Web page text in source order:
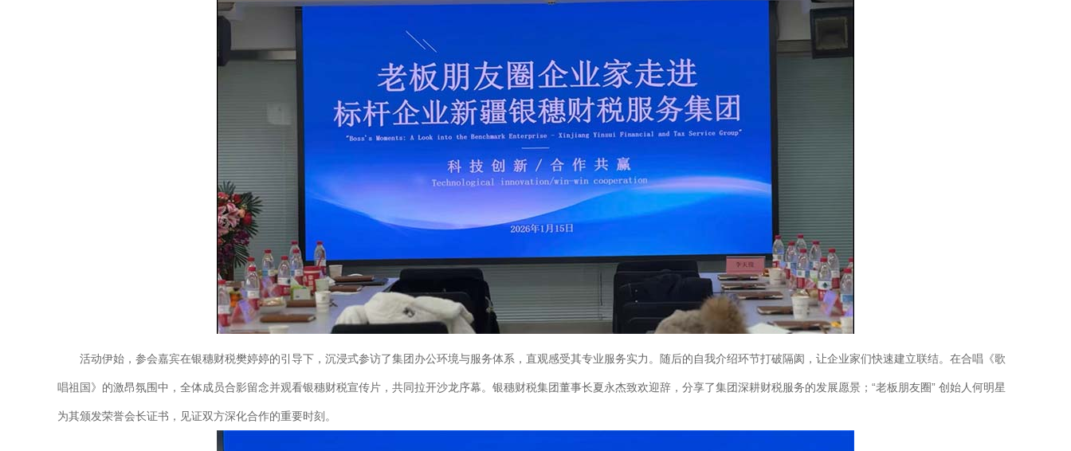
活动伊始，参会嘉宾在银穗财税樊婷婷的引导下，沉浸式参访了集团办公环境与服务体系，直观感受其专业服务实力。随后的自我介绍环节打破隔阂，让企业家们快速建立联结。在合唱《歌
唱祖国》的激昂氛围中，全体成员合影留念并观看银穗财税宣传片，共同拉开沙龙序幕。银穗财税集团董事长夏永杰致欢迎辞，分享了集团深耕财税服务的发展愿景；“老板朋友圈” 创始人何明星
为其颁发荣誉会长证书，见证双方深化合作的重要时刻。